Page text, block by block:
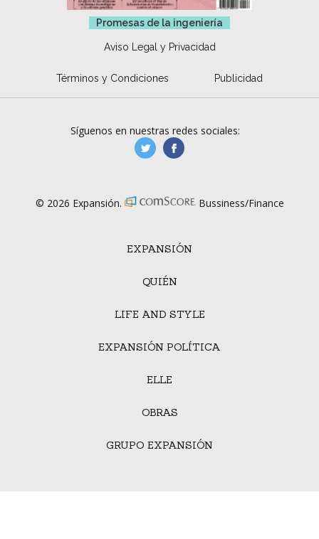
Promesas de la ingeniería
Aviso Legal y Privacidad
Términos y Condiciones Publicidad
EXPANSIÓN
QUIÉN
LIFE AND STYLE
EXPANSIÓN POLÍTICA
ELLE
OBRAS
GRUPO EXPANSIÓN
Síguenos en nuestras redes sociales:
manufacturaGE
© 2026 Expansión. Bussiness/Finance